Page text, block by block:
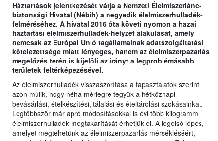
Háztartások jelentkezését várja a Nemzeti Élelmiszerlánc-
biztonsági Hivatal (Nébih) a negyedik élelmiszerhulladék-
felméréséhez. A hivatal 2016 óta követi nyomon a hazai
háztartási élelmiszerhulladék-helyzet alakulását, amely
nemcsak az Európai Unió tagállamainak adatszolgáltatási
kötelezettsége miatt lényeges, hanem az élelmiszerpazarlás
megelőzés terén is kijelöli az irányt a legproblémásabb
területek feltérképezésével.
Az élelmiszerhulladék visszaszorítása a tapasztalatok szerint
azon múlik, hogy néha mérlegre tegyük a hétköznapi
bevásárlási, ételkészítési, tálalási és ételtárolási szokásainkat.
Legtöbbször már apró módosításokkal is évi több kilogramm
élelmiszerhulladék megtakarítását érhetjük el. A legelső lépés,
amelyet megtehetünk az élelmiszerpazarlás mérsékléséért,